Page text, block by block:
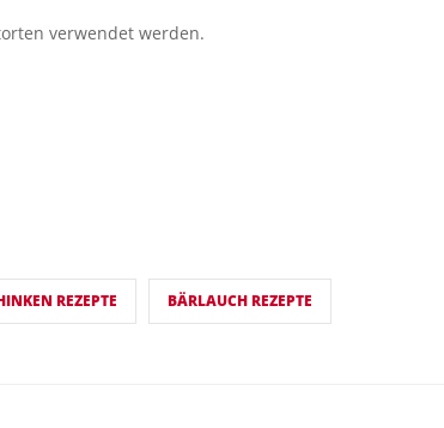
verwendet werden.
REZEPTE BÄRLAUCH REZEPTE